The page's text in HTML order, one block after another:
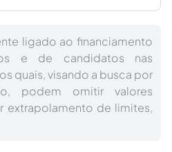
ligado ao financiamento
e de candidatos nas
quais, visando a busca por
podem omitir valores
extrapolamento de limites,